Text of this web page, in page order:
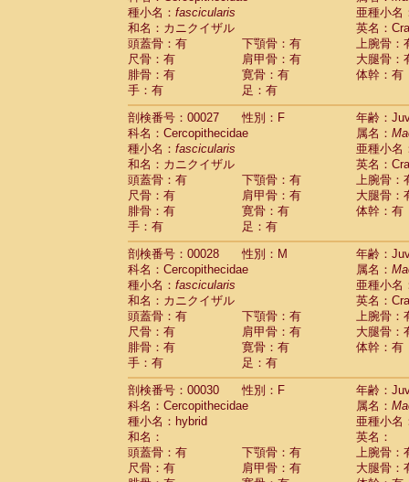
(2)
Pitheciidae Callicebus donacophilus(0)
Pitheciidae Callicebus moloch(0)
Pitheciidae Callicebus torquatus(0)
Pitheciidae Callicebus
Pitheciidae Chiropotes satanas
Pitheciidae Pithecia monachus
Pitheciidae Pithecia pithecia (0)
Cercopithecidae Cercocebus agilis (0)
Cercopithecidae
Cercocebus
Cercopithecidae
Cercocebus
CercopithecidaeCercocebus
CercopithecidaeCercocebus
CercopithecidaeCercocebus hybrid(2)
CercopithecidaeCercocebus
CercopithecidaeLophocebus
Cercopithecidae
(0)
Cercopithecidae Papio cynocephalus
Cercopithecidae Papio hamadryas(2)
CercopithecidaePapio papio
CercopithecidaePapio
CercopithecidaeMandrillus
CercopithecidaeMandrillus sphinx
CercopithecidaeTheropithecus
CercopithecidaeMacaca arctoides(4)
Cercopithecidae Macaca assamensis
Cercopithecidae
Macaca
CercopithecidaeMacaca cyclopis (23)
CercopithecidaeMacaca fascicularis
CercopithecidaeMacaca fuscaca
種小名： fascicularis
亜種小名
和名：カニクイザル
英名：
頭蓋骨：有
下顎骨：有
上腕骨：
尺骨：有
肩甲骨：有
大腿骨：
腓骨：有
寛骨：有
体幹：有
手：有
足：有
剖検番号：00027
性別：F
年齢：
科名：Cercopithecidae
属名：
種小名： fascicularis
亜種小名
和名：カニクイザル
英名：
頭蓋骨：有
下顎骨：有
上腕骨：
尺骨：有
肩甲骨：有
大腿骨：
腓骨：有
寛骨：有
体幹：有
手：有
足：有
剖検番号：00028
性別：M
年齢：
科名：Cercopithecidae
属名：
種小名： fascicularis
亜種小名
和名：カニクイザル
英名：
頭蓋骨：有
下顎骨：有
上腕骨：
尺骨：有
肩甲骨：有
大腿骨：
腓骨：有
寛骨：有
体幹：有
手：有
足：有
剖検番号：00030
性別：F
年齢：
科名：Cercopithecidae
属名：
種小名：hybrid
亜種小名
和名：
英名：
頭蓋骨：有
下顎骨：有
上腕骨：
尺骨：有
肩甲骨：有
大腿骨：